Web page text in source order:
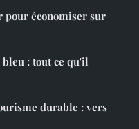
pour économiser sur
: tout ce qu'il
durable : vers